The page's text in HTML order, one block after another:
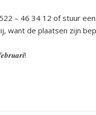
– 46 34 12 of stuur
want de plaatsen zijn